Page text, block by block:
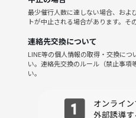
8:20 or 7:50代々木公園 原宿門時計
ヨガができる服にお着替えした状
■持ち物
・ヨガマット、ヨガラグ
・ヨガができる格好
最少催行人数に達しない場合、およ
トが中止される場合があります。そ
連絡先交換について
LINE等の個人情報の取得・交換に
い。連絡先交換のルール（禁止事項
い。